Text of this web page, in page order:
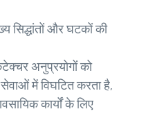
सिद्धांतों और घटकों की
अनुप्रयोगों को
में विघटित करता है,
कार्यों के लिए